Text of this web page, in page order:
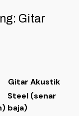
Gitar
Gitar Akustik
Steel (senar
baja)